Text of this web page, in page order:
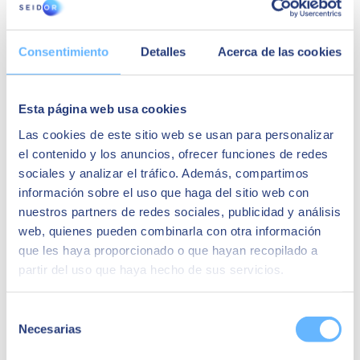
Consentimiento Detalles Acerca de las cookies
Esta página web usa cookies
Las cookies de este sitio web se usan para personalizar
el contenido y los anuncios, ofrecer funciones de redes
sociales y analizar el tráfico. Además, compartimos
información sobre el uso que haga del sitio web con
nuestros partners de redes sociales, publicidad y análisis
web, quienes pueden combinarla con otra información
que les haya proporcionado o que hayan recopilado a
partir del uso que haya hecho de sus servicios.
Necesarias
“Les avantages étaient la rapidité de la mise en
œuvre et de manière globale sans avoir à
implanter par modules”.
Cas de réussite connexes :